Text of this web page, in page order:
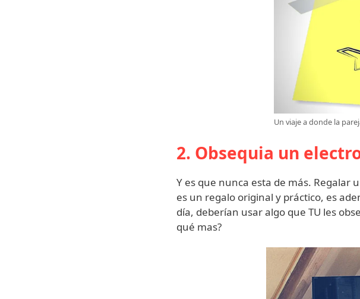
Un viaje a donde la
2. Obsequia un
Y es que nunca esta de más. Regalar
es un regalo original y práctico, es
día, deberían usar algo que TU les
qué mas?